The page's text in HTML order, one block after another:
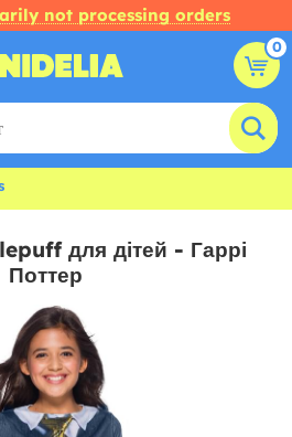
not processing orders
0
для дітей - Гаррі
Поттер